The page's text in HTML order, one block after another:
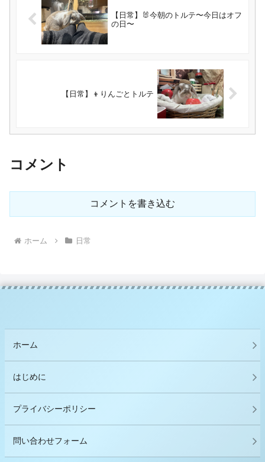
【日常】🐰今朝のトルテ〜今日はオフ
の日〜
【日常】👦りんごとトルテ
コメント
コメントを書き込む
ホーム 日常
ホーム
はじめに
プライバシーポリシー
問い合わせフォーム